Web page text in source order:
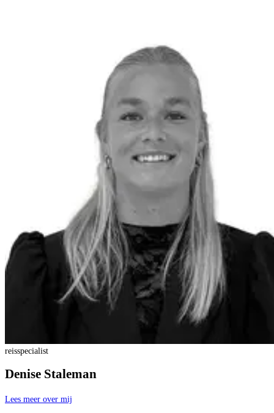
reisspecialist
Denise Staleman
Lees meer over mij